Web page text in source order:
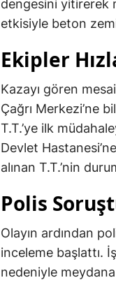
dengesini yitirerek
etkisiyle beton
Ekipler
Kazayı gören
Çağrı Merkezi’ne
T.T.’ye ilk
Devlet
alınan T.T.’nin
Polis
Olayın ardından
inceleme başlattı.
nedeniyle meydana